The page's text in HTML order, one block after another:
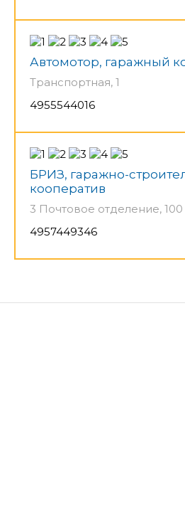
Автомотор, гаражный
Транспортная, 1
4955544016
БРИЗ, гаражно-
кооператив
3 Почтовое отделение, 100
4957449346